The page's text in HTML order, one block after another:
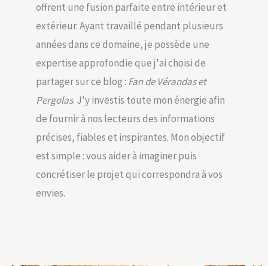
offrent une fusion parfaite entre intérieur et
extérieur. Ayant travaillé pendant plusieurs
années dans ce domaine, je possède une
expertise approfondie que j'ai choisi de
partager sur ce blog : Fan de Vérandas et
Pergolas. J'y investis toute mon énergie afin
de fournir à nos lecteurs des informations
précises, fiables et inspirantes. Mon objectif
est simple : vous aider à imaginer puis
concrétiser le projet qui correspondra à vos
envies.